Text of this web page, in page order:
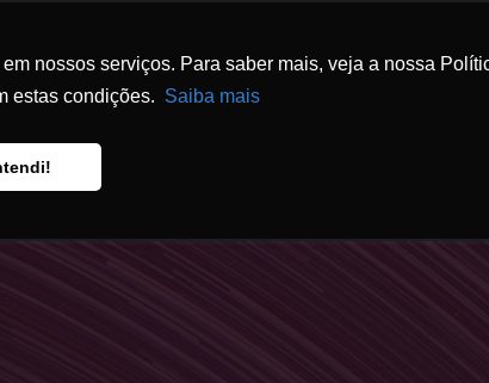
nossos serviços. Para saber mais, veja a nossa
estas condições. Saiba mais
EQUIPE FÓRUM GRANADEIRO